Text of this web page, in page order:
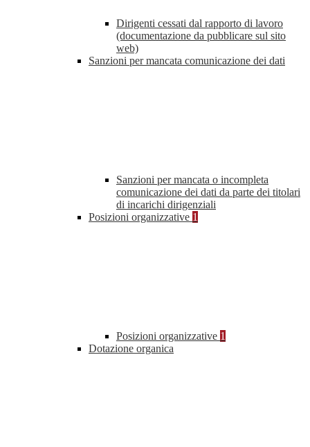
Dirigenti cessati dal rapporto di lavoro
(documentazione da pubblicare sul sito
web)
Sanzioni per mancata comunicazione dei dati
Sanzioni per mancata o incompleta
comunicazione dei dati da parte dei titolari
di incarichi dirigenziali
Posizioni organizzative 1
Posizioni organizzative 1
Dotazione organica